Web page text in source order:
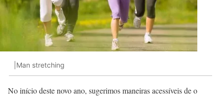
|Man stretching
No início deste novo ano, sugerimos maneiras acessíveis de o